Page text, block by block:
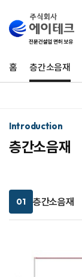
홈 층간소음재
Introduction
층간소음재
01 층간소음재